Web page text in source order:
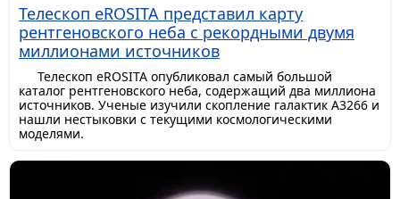
Телескоп eROSITA представил карту
рентгеновского неба с рекордными двумя
миллионами источников
Телескоп eROSITA опубликовал самый большой
каталог рентгеновского неба, содержащий два миллиона
источников. Ученые изучили скопление галактик A3266 и
нашли нестыковки с текущими космологическими
моделями.